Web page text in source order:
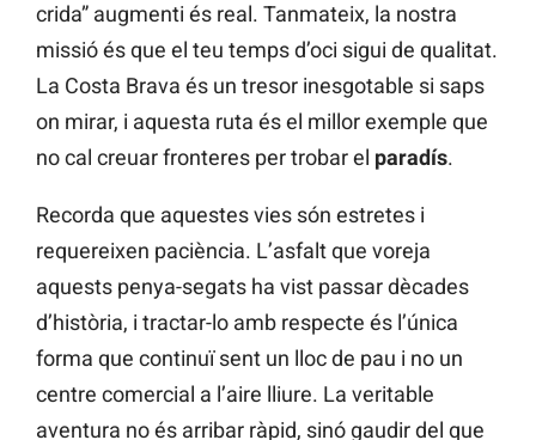
crida” augmenti és real. Tanmateix, la nostra
missió és que el teu temps d’oci sigui de qualitat.
La Costa Brava és un tresor inesgotable si saps
on mirar, i aquesta ruta és el millor exemple que
no cal creuar fronteres per trobar el paradís.
Recorda que aquestes vies són estretes i
requereixen paciència. L’asfalt que voreja
aquests penya-segats ha vist passar dècades
d’història, i tractar-lo amb respecte és l’única
forma que continuï sent un lloc de pau i no un
centre comercial a l’aire lliure. La veritable
aventura no és arribar ràpid, sinó gaudir del que